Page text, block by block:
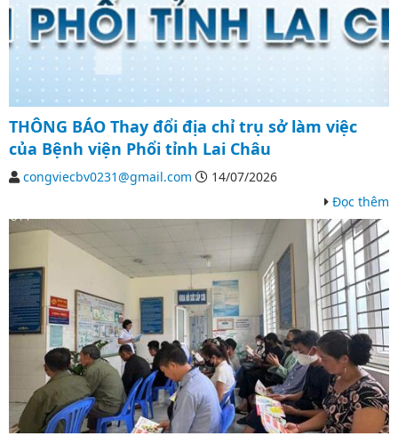
THÔNG BÁO Thay đổi địa chỉ trụ sở làm việc
của Bệnh viện Phổi tỉnh Lai Châu
congviecbv0231@gmail.com
14/07/2026
Đọc thêm